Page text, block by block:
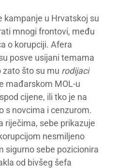
kampanje u Hrvatskoj su
mnogi frontovi, među
o korupciji. Afera
posve usijani temama
zato što su mu rodijaci
mađarskom MOL-u
cijene, ili tko je na
s novcima i cenzurom.
riječima, sebe prikazuje
nesmiljeno
sigurno sebe pozicionira
od bivšeg šefa